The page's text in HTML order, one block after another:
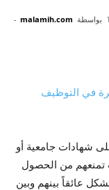
بواسطة malamih.com
-
شهادات جامعية أو
تمنعهم من الحصول
عائقاً بينهم وبين